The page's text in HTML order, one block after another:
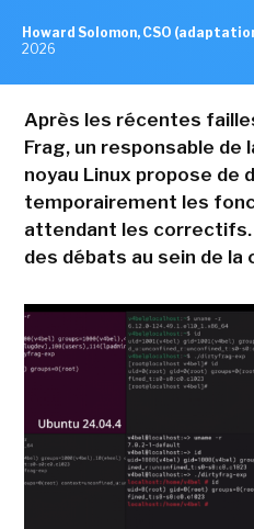
Howard Solomon, CSO
2026
Après les récentes
Frag, un responsable de
noyau Linux propose de
temporairement les
attendant les correctifs.
des débats au sein de la